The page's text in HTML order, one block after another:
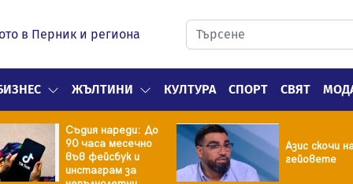
в Перник и региона
ЖЪЛТИНИ КУЛТУРА СПОРТ СВЯТ
Съдия нареди: До
90 часа месечно
във фейсбук и
инстаграм за
Азис скочи
гейовете